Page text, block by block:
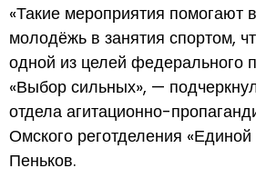
«Такие мероприятия помогают
молодёжь в занятия спортом,
одной из целей федерального
«Выбор сильных», —
отдела агитационно-
Омского реготделения
Пеньков.